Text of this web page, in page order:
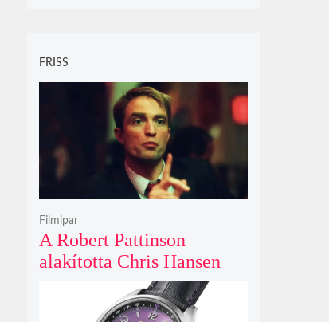
FRISS
A Robert Pattinson
alakította Chris Hansen
sötét vadászatra indul a
Primetime előzetesében
Filmipar